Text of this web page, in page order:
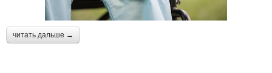
читать дальше →